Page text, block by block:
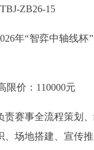
ZB26-15
年“智弈中轴线杯”
价：110000元
赛事全流程策划、
、场地搭建、宣传